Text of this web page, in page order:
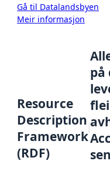
Gå til Datalandsbyen
Meir informasjon
Resource
Description
Framework
(RDF)
på